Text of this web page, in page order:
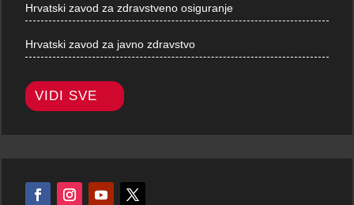
Hrvatski zavod za zdravstveno osiguranje
Hrvatski zavod za javno zdravstvo
VIDI SVE